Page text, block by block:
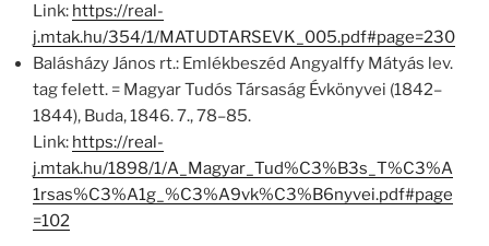
Link: https://real-
j.mtak.hu/354/1/MATUDTARSEVK_005.pdf#page=230
Balásházy János rt.: Emlékbeszéd Angyalffy Mátyás lev.
tag felett. = Magyar Tudós Társaság Évkönyvei (1842–
1844), Buda, 1846. 7., 78–85.
Link: https://real-
j.mtak.hu/1898/1/A_Magyar_Tud%C3%B3s_T%C3%A
1rsas%C3%A1g_%C3%A9vk%C3%B6nyvei.pdf#page
=102